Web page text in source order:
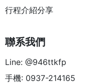
行程介紹分享
聯系我們
Line: @946ttkfp
手機: 0937-214165